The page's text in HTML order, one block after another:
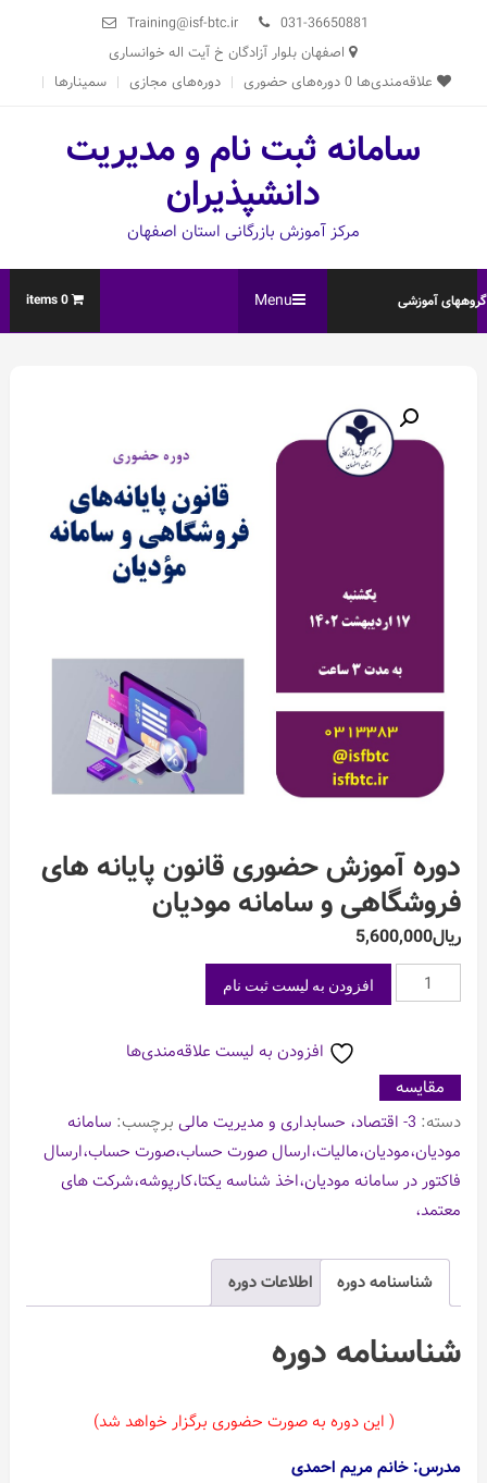
content
031-36650881
Training@isf-btc.ir
اصفهان بلوار آزادگان خ آیت اله خوانساری
علاقه‌مندی‌ها 0دوره‌های حضوری دوره‌های مجازی سمینارها
سامانه ثبت نام و مدیریت
دانشپذیران
مرکز آموزش بازرگانی استان اصفهان
گروههای آموزشی Menu
0 items
دوره آموزش حضوری قانون پایانه های
فروشگاهی و سامانه مودیان
ریال5,600,000
آموزش
پایانه
های
فروشگاهی
و
سامانه
افزودن به لیست ثبت نام
افزودن به لیست علاقه‌مندی‌ها
مقایسه
دسته: 3- اقتصاد، حسابداری و مدیریت مالی برچسب: سامانه
مودیان،مودیان،مالیات،ارسال صورت حساب،صورت حساب،ارسال
فاکتور در سامانه مودیان،اخذ شناسه یکتا،کارپوشه،شرکت های
معتمد،
شناسنامه دوره اطلاعات دوره
شناسنامه دوره
( این دوره به صورت حضوری برگزار خواهد شد)
مدرس: خانم مریم احمدی